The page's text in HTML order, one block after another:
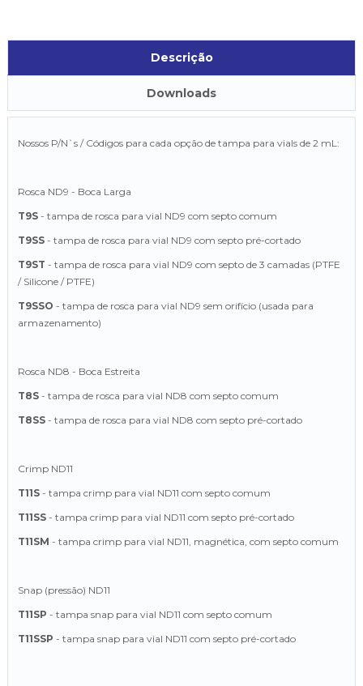
Descrição
Downloads
Nossos P/N`s / Códigos para cada opção de tampa para vials de 2 mL:
Rosca ND9 - Boca Larga
T9S - tampa de rosca para vial ND9 com septo comum
T9SS - tampa de rosca para vial ND9 com septo pré-cortado
T9ST - tampa de rosca para vial ND9 com septo de 3 camadas (PTFE
/ Silicone / PTFE)
T9SSO - tampa de rosca para vial ND9 sem orifício (usada para
armazenamento)
Rosca ND8 - Boca Estreita
T8S - tampa de rosca para vial ND8 com septo comum
T8SS - tampa de rosca para vial ND8 com septo pré-cortado
Crimp ND11
T11S - tampa crimp para vial ND11 com septo comum
T11SS - tampa crimp para vial ND11 com septo pré-cortado
T11SM - tampa crimp para vial ND11, magnética, com septo comum
Snap (pressão) ND11
T11SP - tampa snap para vial ND11 com septo comum
T11SSP - tampa snap para vial ND11 com septo pré-cortado